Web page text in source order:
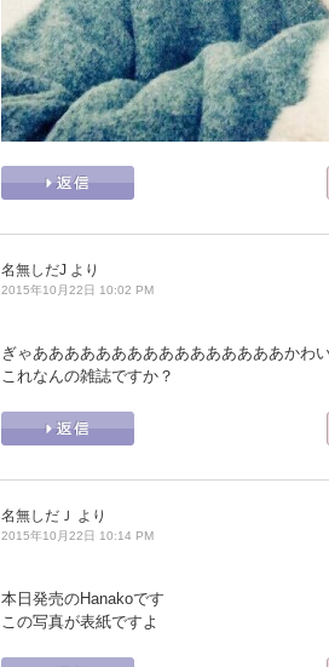
名無しだJ より
2015年10月22日 10:02 PM
ぎゃああああああああああああああああかわ
これなんの雑誌ですか？
名無しだＪ より
2015年10月22日 10:14 PM
本日発売のHanakoです
この写真が表紙ですよ